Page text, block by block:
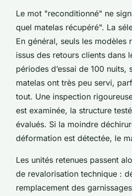
Le mot "reconditionné" ne
quel matelas récupéré". La
En général, seuls les modèles
issus des retours clients dans
périodes d’essai de 100 nuits,
matelas ont très peu servi,
tout. Une inspection
est examinée, la structure
évalués. Si la moindre
déformation est détectée, le
Les unités retenues passent
de revalorisation technique :
remplacement des